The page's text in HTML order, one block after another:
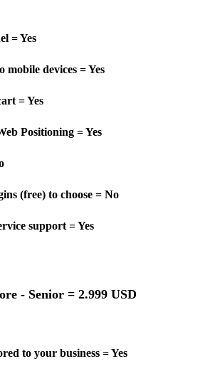
= Yes
mobile devices = Yes
= Yes
Positioning = Yes
(free) to choose = No
support = Yes
- Senior = 2.999 USD
to your business = Yes